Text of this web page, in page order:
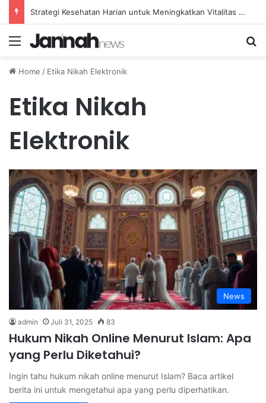
Strategi Kesehatan Harian untuk Meningkatkan Vitalitas dan Mengatasi Kelelahan Sehari-hari
Menu
Home / Etika Nikah Elektronik
Etika Nikah
Elektronik
News
admin Juli 31, 2025 83
Hukum Nikah Online Menurut Islam: Apa
yang Perlu Diketahui?
Ingin tahu hukum nikah online menurut Islam? Baca artikel
berita ini untuk mengetahui apa yang perlu diperhatikan.